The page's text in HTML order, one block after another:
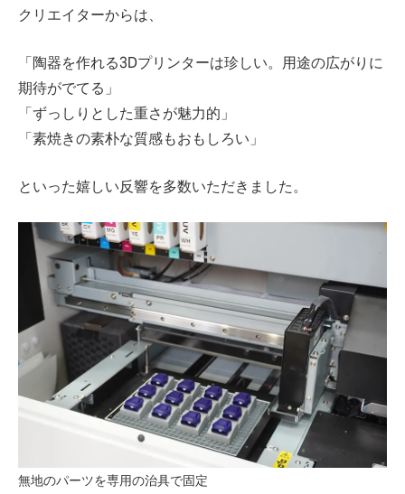
クリエイターからは、
「陶器を作れる3Dプリンターは珍しい。用途の広がりに
期待がでてる」
「ずっしりとした重さが魅力的」
「素焼きの素朴な質感もおもしろい」
といった嬉しい反響を多数いただきました。
無地のパーツを専用の治具で固定